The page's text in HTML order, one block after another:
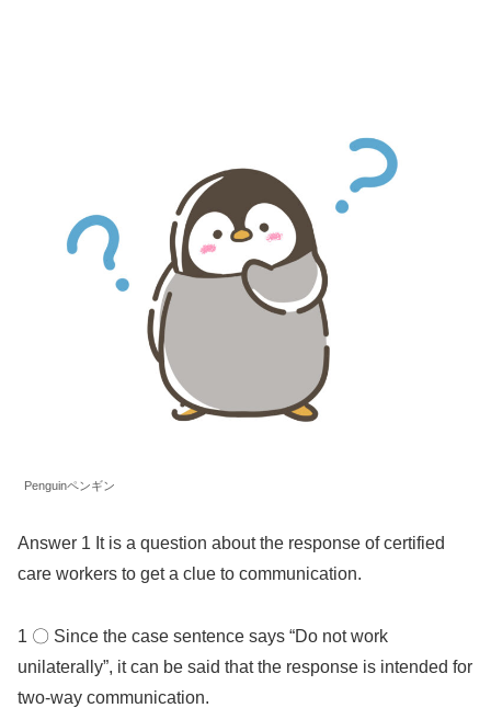
Penguinペンギン
Answer 1 It is a question about the response of certified
care workers to get a clue to communication.
1 〇 Since the case sentence says “Do not work
unilaterally”, it can be said that the response is intended for
two-way communication.